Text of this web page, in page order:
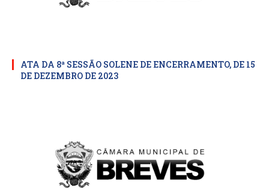
ATA DA 8ª SESSÃO SOLENE DE ENCERRAMENTO, DE 15
DE DEZEMBRO DE 2023